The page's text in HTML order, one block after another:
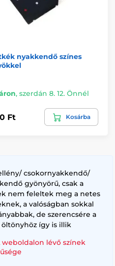
nyakkendő színes
, szerdán 8. 12. Önnél
Ft Kosárba
csokornyakkendő/
gyönyörű, csak a
nem feleltek meg a netes
a valóságban sokkal
de szerencsére a
öltönyhöz így is illik
weboldalon lévő színek